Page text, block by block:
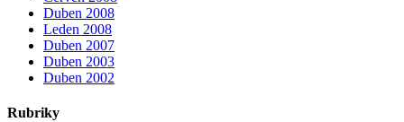
Duben 2008
Leden 2008
Duben 2007
Duben 2003
Duben 2002
Rubriky